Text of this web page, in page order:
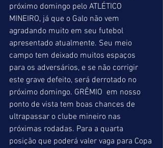
próximo domingo pelo ATLÉTICO
MINEIRO, já que o Galo não vem
agradando muito em seu futebol
apresentado atualmente. Seu meio
campo tem deixado muitos espaços
para os adversários, e se não corrigir
este grave defeito, será derrotado no
próximo domingo. GRÊMIO  em nosso
ponto de vista tem boas chances de
ultrapassar o clube mineiro nas
próximas rodadas. Para a quarta
posição que poderá valer vaga para Copa